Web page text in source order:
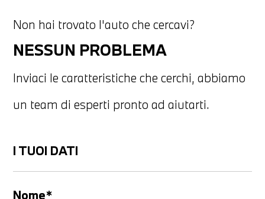
Non hai trovato l'auto che cercavi?
NESSUN PROBLEMA
Inviaci le caratteristiche che cerchi, abbiamo
un team di esperti pronto ad aiutarti.
I TUOI DATI
Nome*